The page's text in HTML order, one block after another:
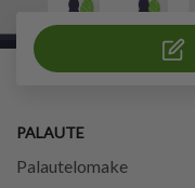
PALAUTE
Palautelomake